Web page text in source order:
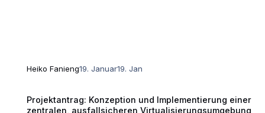
Heiko Fanieng19. Januar19. Jan
Projektantrag: Konzeption und Implementierung einer
zentralen, ausfallsicheren Virtualisierungsumgebung